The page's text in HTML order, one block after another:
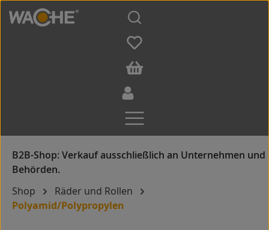
Zum Hauptinhalt springen
Shop
Räder und Rollen
Polyamid/Polypropylen